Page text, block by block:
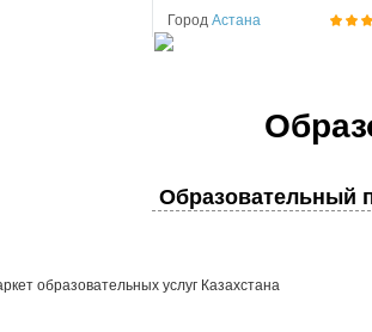
Город Астана
Образовательный
образовательных услуг Казахстана